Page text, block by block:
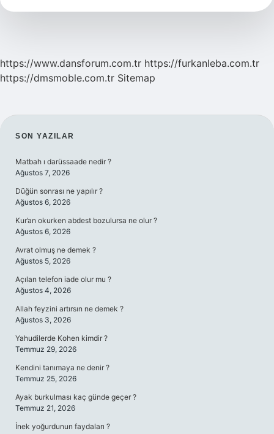
Mı
https://www.dansforum.com.tr https://furkanleba.com.tr
https://dmsmoble.com.tr Sitemap
SIDEBAR
SON YAZILAR
Matbah ı darüssaade nedir ?
Ağustos 7, 2026
Düğün sonrası ne yapılır ?
Ağustos 6, 2026
Kur’an okurken abdest bozulursa ne olur ?
Ağustos 6, 2026
Avrat olmuş ne demek ?
Ağustos 5, 2026
Açılan telefon iade olur mu ?
Ağustos 4, 2026
Allah feyzini artırsın ne demek ?
Ağustos 3, 2026
Yahudilerde Kohen kimdir ?
Temmuz 29, 2026
Kendini tanımaya ne denir ?
Temmuz 25, 2026
Ayak burkulması kaç günde geçer ?
Temmuz 21, 2026
İnek yoğurdunun faydaları ?